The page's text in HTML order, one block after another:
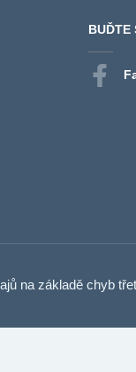
BUĎTE
na základě chyb